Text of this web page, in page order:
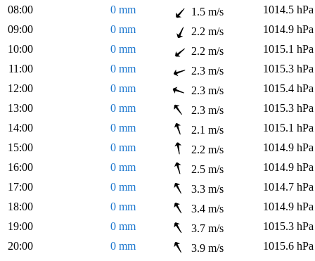
08:00
0 mm 1.5 m/s
1014.5 hPa
09:00
0 mm 2.2 m/s
1014.9 hPa
10:00
0 mm 2.2 m/s
1015.1 hPa
11:00
0 mm 2.3 m/s
1015.3 hPa
12:00
0 mm 2.3 m/s
1015.4 hPa
13:00
0 mm 2.3 m/s
1015.3 hPa
14:00
0 mm 2.1 m/s
1015.1 hPa
15:00
0 mm 2.2 m/s
1014.9 hPa
16:00
0 mm 2.5 m/s
1014.9 hPa
17:00
0 mm 3.3 m/s
1014.7 hPa
18:00
0 mm 3.4 m/s
1014.9 hPa
19:00
0 mm 3.7 m/s
1015.3 hPa
20:00
0 mm 3.9 m/s
1015.6 hPa